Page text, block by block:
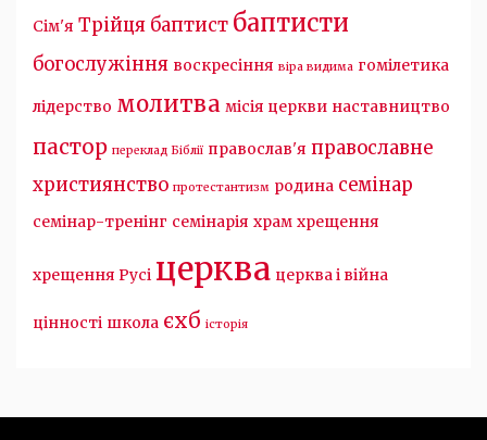
Сім'я Трійця баптист баптисти
богослужіння воскресіння віра видима гомілетика
лідерство молитва місія церкви наставництво
пастор переклад Біблії православ'я православне
християнство протестантизм родина семінар
семінар-тренінг семінарія храм хрещення
хрещення Русі церква церква і війна
цінності школа єхб історія